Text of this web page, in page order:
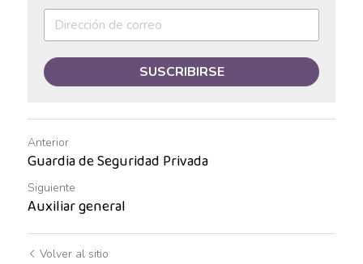
Auxiliar de Producción
Auxiliar de Técnico
Auxiliar en diseño
Auxiliar en mantenimiento
Auxiliar en sistemas
Auxiliar general
SUSCRIBIRSE
Anterior
Guardia de Seguridad Privada
Siguiente
Auxiliar general
Volver al sitio